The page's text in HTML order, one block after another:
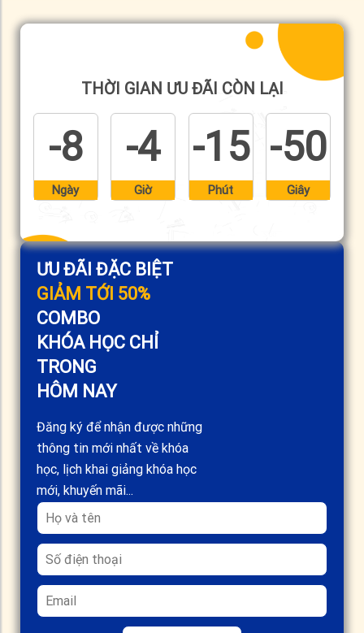
ƯU ĐÃI ĐẶC BIỆT
GIẢM TỚI 50%
COMBO
KHÓA HỌC CHỈ
TRONG
HÔM NAY
Đăng ký để nhận được những
thông tin mới nhất về khóa
học, lịch khai giảng khóa học
mới, khuyến mãi...
THỜI GIAN ƯU ĐÃI CÒN LẠI
-8
Ngày
-4
Giờ
-15
Phút
-50
Giây